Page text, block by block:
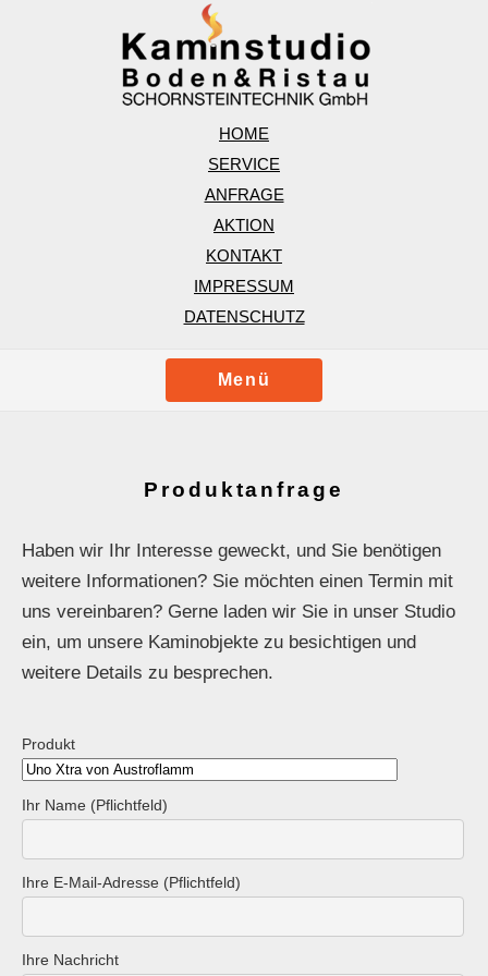
HOME
SERVICE
ANFRAGE
AKTION
KONTAKT
IMPRESSUM
DATENSCHUTZ
Menü
Produktanfrage
Haben wir Ihr Interesse geweckt, und Sie benötigen
weitere Informationen? Sie möchten einen Termin mit
uns vereinbaren? Gerne laden wir Sie in unser Studio
ein, um unsere Kaminobjekte zu besichtigen und
weitere Details zu besprechen.
Produkt
Ihr Name (Pflichtfeld)
Ihre E-Mail-Adresse (Pflichtfeld)
Ihre Nachricht